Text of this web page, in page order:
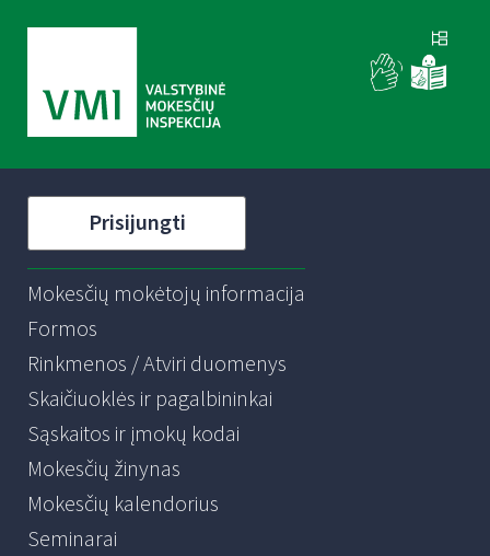
Prisijungti
Mokesčių mokėtojų informacija
Formos
Rinkmenos / Atviri duomenys
Skaičiuoklės ir pagalbininkai
Sąskaitos ir įmokų kodai
Mokesčių žinynas
Mokesčių kalendorius
Seminarai